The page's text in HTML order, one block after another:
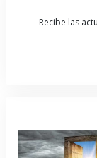
Recibe las